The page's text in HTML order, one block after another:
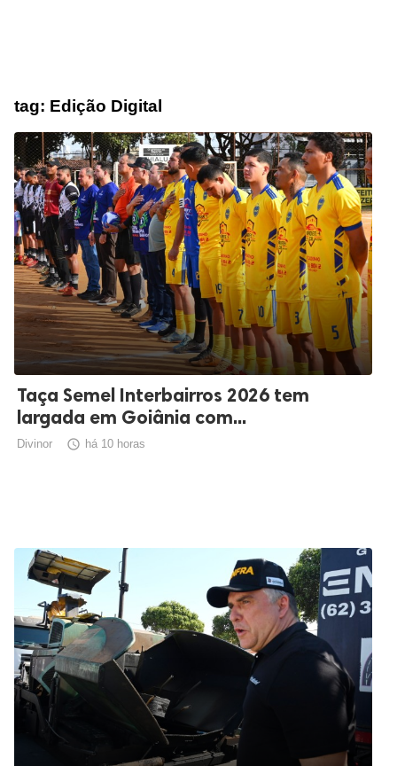
tag: Edição Digital
Taça Semel Interbairros 2026 tem
largada em Goiânia com...
Divinor  há 10 horas